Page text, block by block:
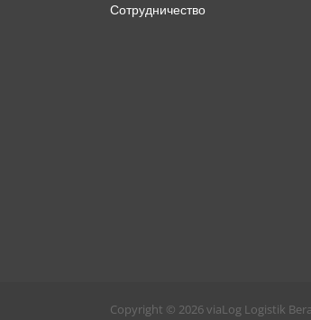
Сотрудничество
Copyright © 2026 viaLog Logistik